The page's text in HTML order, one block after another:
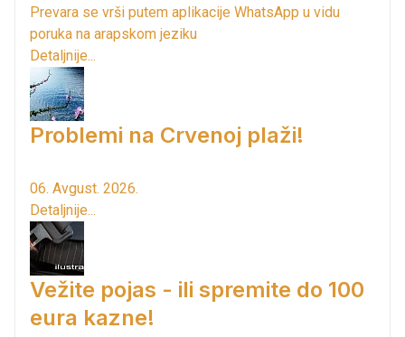
Prevara se vrši putem aplikacije WhatsApp u vidu
poruka na arapskom jeziku
Detaljnije...
Problemi na Crvenoj plaži!
06. Avgust. 2026.
Detaljnije...
Vežite pojas - ili spremite do 100
eura kazne!